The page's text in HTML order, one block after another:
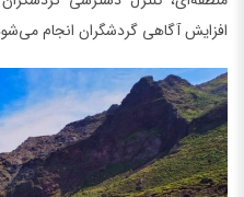
افزایش آگاهی گردشگران انجام